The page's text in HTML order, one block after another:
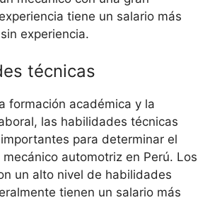
tiene un salario más
experiencia.
técnicas
formación académica y la
las habilidades técnicas
para determinar el
automotriz en Perú. Los
un alto nivel de habilidades
tienen un salario más